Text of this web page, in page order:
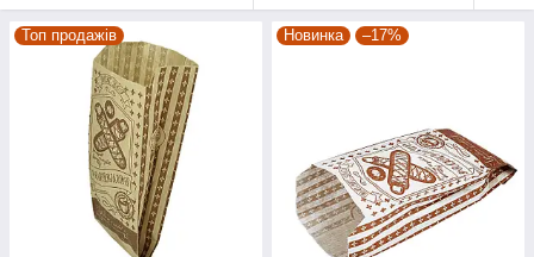
Топ продажів Новинка –17%